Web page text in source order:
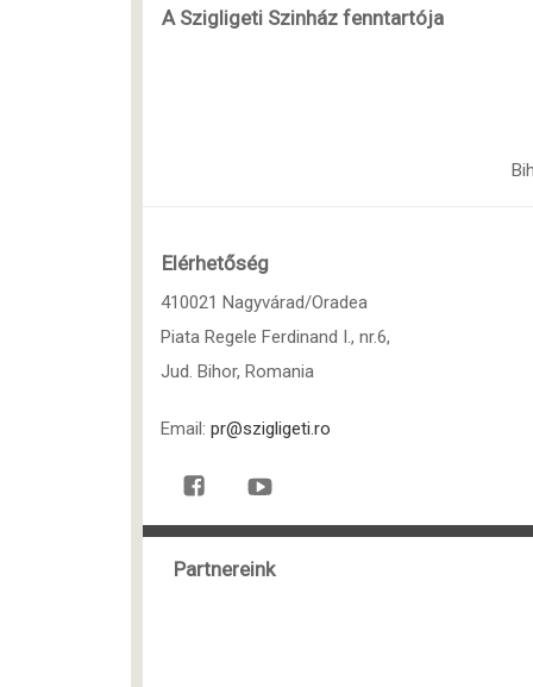
A Szigligeti Szinház fenntartója
Elérhetőség
410021 Nagyvárad/Oradea
Piata Regele Ferdinand I., nr.6,
Jud. Bihor, Romania
Email: pr@szigligeti.ro
Partnereink